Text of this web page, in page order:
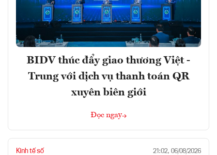
BIDV thúc đẩy giao thương Việt -
Trung với dịch vụ thanh toán QR
xuyên biên giới
Đọc ngay
Kinh tế số 21:02, 06/08/2026